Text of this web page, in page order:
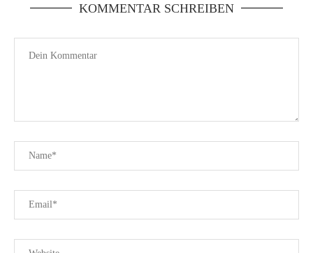
KOMMENTAR SCHREIBEN